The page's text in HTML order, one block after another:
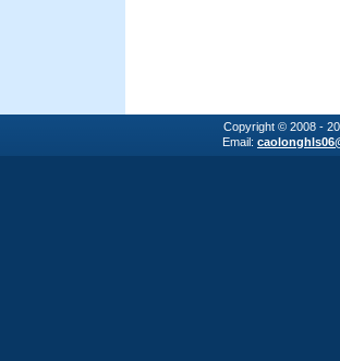
Copyright © 2008 -
Email: